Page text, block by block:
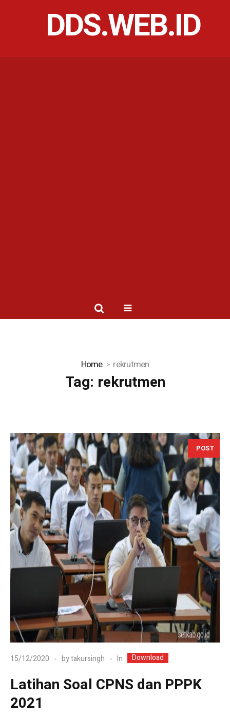
DDS.WEB.ID
Home rekrutmen
Tag: rekrutmen
POST
15/12/2020 bytakursingh In Download
Latihan Soal CPNS dan PPPK
2021